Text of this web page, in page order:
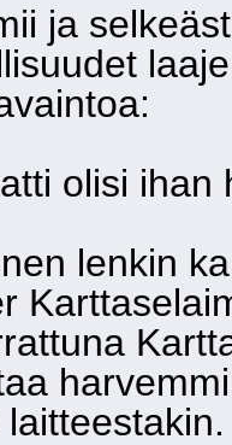
ja
olisi ihan
lenkin